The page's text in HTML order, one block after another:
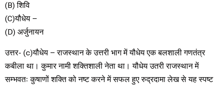
(B) शिवि
(C)यौधेय –
(D) अर्जुनायन
उत्तर- (c)यौधेय – राजस्थान के उत्तरी भाग में यौधेय एक बलशाली गणतंत्र
कबीला था। कुमार नामी शक्तिशाली नेता था। यौधेय उतरी राजस्थान में
सम्भवतः कुषाणों शक्ति को नष्ट करने में सफल हुए रुद्रदामा लेख से यह स्पष्ट